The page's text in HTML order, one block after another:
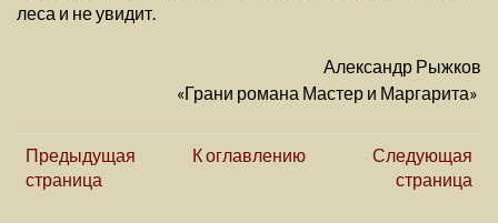
леса и не увидит.
Александр Рыжков
«Грани романа Мастер и Маргарита»
Предыдущая
страница
К оглавлению
Следующая
страница